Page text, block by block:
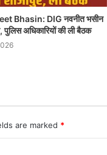
Bhasin: DIG नवनीत भसीन
पुलिस अधिकारियों की ली बैठक
are marked *